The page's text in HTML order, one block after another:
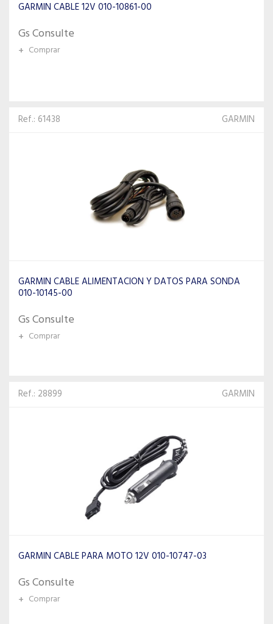
GARMIN CABLE 12V 010-10861-00
Gs Consulte
+ Comprar
Ref.: 61438 GARMIN
GARMIN CABLE ALIMENTACION Y DATOS PARA SONDA
010-10145-00
Gs Consulte
+ Comprar
Ref.: 28899 GARMIN
GARMIN CABLE PARA MOTO 12V 010-10747-03
Gs Consulte
+ Comprar